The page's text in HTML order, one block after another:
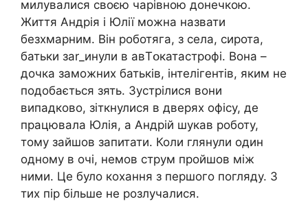
милувалися своєю чарівною донечкою.
Життя Андрія і Юлії можна назвати
безхмарним. Він роботяга, з села, сирота,
батьки зar_инули в авTօкатастрօфі. Вона –
дочка заможних батьків, інтелігентів, яким не
подобається зять. Зустрілися вони
випадково, зіткнулися в дверях офісу, де
працювала Юлія, а Андрій шукав роботу,
тому зайшов запитати. Коли глянули один
одному в очі, немов струм пройшов між
ними. Це було кохання з першого погляду. З
тих пір більше не розлучалися.